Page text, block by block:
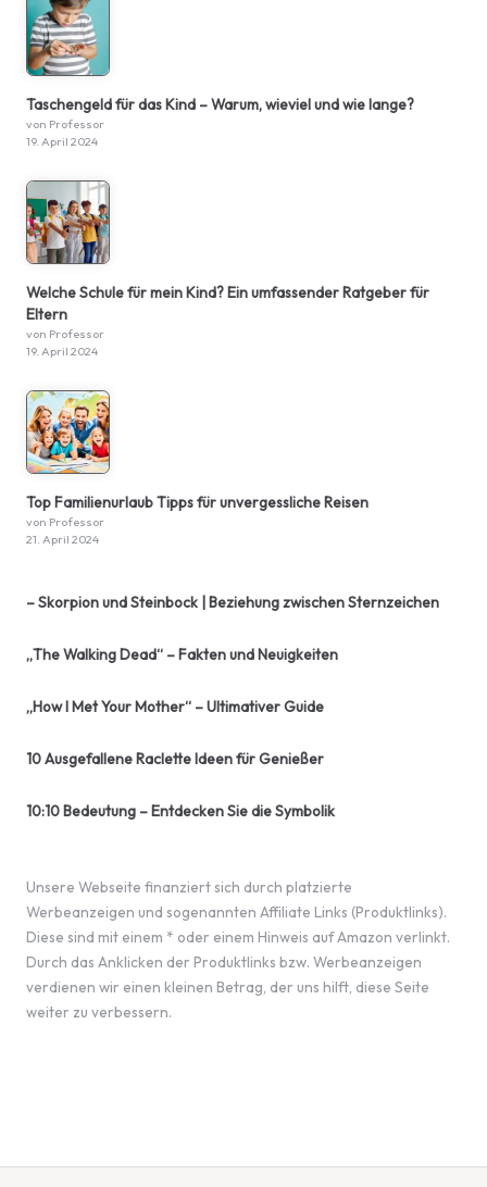
Taschengeld für das Kind – Warum, wieviel und wie lange?
von Professor
19. April 2024
Welche Schule für mein Kind? Ein umfassender Ratgeber für
Eltern
von Professor
19. April 2024
Top Familienurlaub Tipps für unvergessliche Reisen
von Professor
21. April 2024
– Skorpion und Steinbock | Beziehung zwischen Sternzeichen
„The Walking Dead“ – Fakten und Neuigkeiten
„How I Met Your Mother“ – Ultimativer Guide
10 Ausgefallene Raclette Ideen für Genießer
10:10 Bedeutung – Entdecken Sie die Symbolik
Unsere Webseite finanziert sich durch platzierte
Werbeanzeigen und sogenannten Affiliate Links (Produktlinks).
Diese sind mit einem * oder einem Hinweis auf Amazon verlinkt.
Durch das Anklicken der Produktlinks bzw. Werbeanzeigen
verdienen wir einen kleinen Betrag, der uns hilft, diese Seite
weiter zu verbessern.